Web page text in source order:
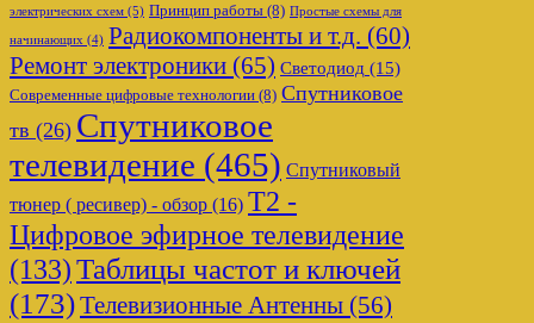
электрических схем (5) Принцип работы (8) Простые схемы для
начинающих (4) Радиокомпоненты и т.д. (60)
Ремонт электроники (65) Светодиод (15)
Современные цифровые технологии (8) Спутниковое
тв (26) Спутниковое
телевидение (465) Спутниковый
тюнер ( ресивер) - обзор (16) Т2 -
Цифровое эфирное телевидение
(133)Таблицы частот и ключей
(173)Телевизионные Антенны (56)